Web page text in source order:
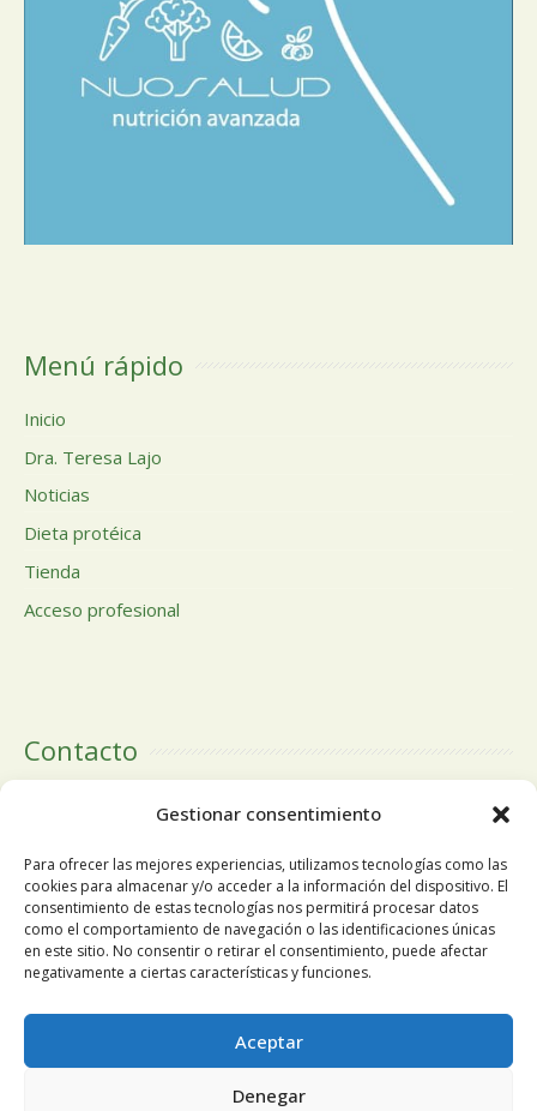
Gestionar consentimiento
Para ofrecer las mejores experiencias, utilizamos tecnologías como las
cookies para almacenar y/o acceder a la información del dispositivo. El
consentimiento de estas tecnologías nos permitirá procesar datos
como el comportamiento de navegación o las identificaciones únicas
en este sitio. No consentir o retirar el consentimiento, puede afectar
negativamente a ciertas características y funciones.
Aceptar
Denegar
Menú rápido
Inicio
Dra. Teresa Lajo
Noticias
Dieta protéica
Tienda
Acceso profesional
Contacto
Calle Doctor Calero, 19 Centro Comercial El Tutti 1ª Planta,
Tlfn: +34 91 196 19 63
pedidosnuosalud@gmail.com
nuestros servicios y mostrarle publicidad relacionada con sus
preferencias mediante el análisis de sus hábitos de